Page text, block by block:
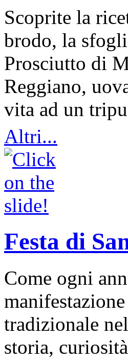
Scoprite la
brodo, la
Prosciutto di
Reggiano,
vita ad un
Altri...
Festa di
Come ogni
tradizionale
storia,